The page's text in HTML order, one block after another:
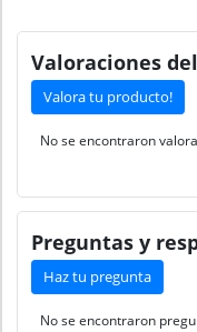
Valoraciones
Valora tu producto!
No se encontraron
Preguntas y
Haz tu pregunta
No se encontraron